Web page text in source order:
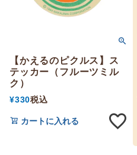
【かえるのピクルス】ス
テッカー（フルーツミル
ク）
¥330税込
カートに入れる